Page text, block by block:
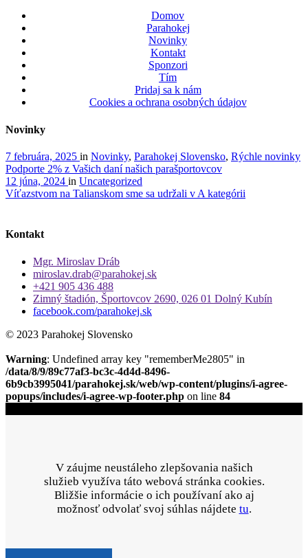
Domov
Parahokej
Novinky
Kontakt
Sponzori
Tím
Pridaj sa k nám
Cookies a ochrana osobných údajov
Novinky
7 februára, 2025 in Novinky, Parahokej Slovensko, Rýchle novinky
Podporte 2% z Vašich daní našich parašportovcov
12 júna, 2024 in Uncategorized
Víťazstvom na Talianskom sme sa udržali v A kategórii
Kontakt
Mgr. Miroslav Dráb
miroslav.drab@parahokej.sk
+421 905 436 488
Zimný štadión, Športovcov 2690, 026 01 Dolný Kubín
facebook.com/parahokej.sk
© 2023 Parahokej Slovensko
Warning: Undefined array key "rememberMe2805" in
/data/8/9/89c77af3-bc3c-4d4d-8496-
6b9cb3995041/parahokej.sk/web/wp-content/plugins/i-agree-
popups/includes/i-agree-wp-footer.php on line 84
V záujme neustáleho zlepšovania našich
služieb využíva táto webová stránka cookies.
Bližšie informácie o ich používaní ako aj
možnosť odvolať svoj súhlas nájdete tu.